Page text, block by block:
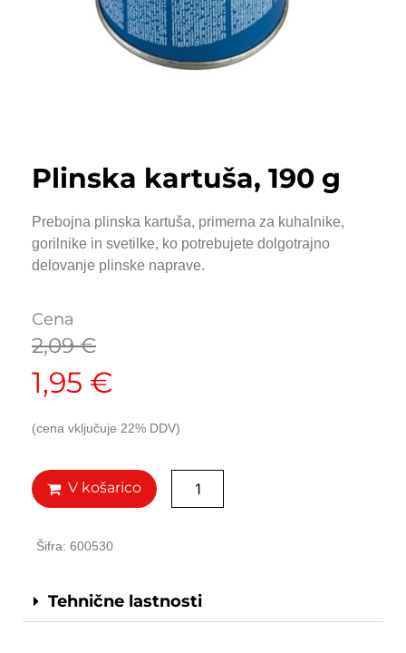
Plinska kartuša, 190 g
Prebojna plinska kartuša, primerna za kuhalnike,
gorilnike in svetilke, ko potrebujete dolgotrajno
delovanje plinske naprave.
Cena
2,09€
1,95 €
(cena vključuje 22% DDV)
V košarico
Šifra: 600530
Tehnične lastnosti